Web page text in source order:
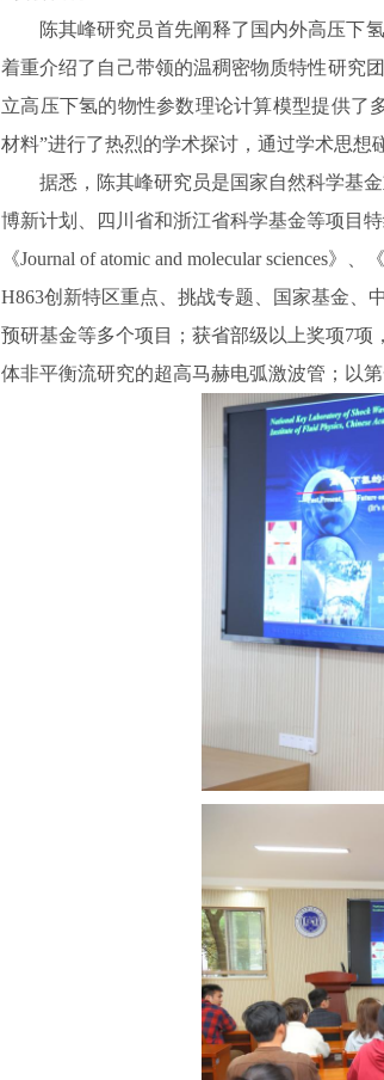
陈其峰研究员首先阐释了国内外高压下
着重介绍了自己带领的温稠密物质特性研究
立高压下氢的物性参数理论计算模型提供了
材料”进行了热烈的学术探讨，通过学术思想
据悉，陈其峰研究员是国家自然科学基
博新计划、四川省和浙江省科学基金等项目
《Journal of atomic and molecular sciences
H863创新特区重点、挑战专题、国家基金、
预研基金等多个项目；获省部级以上奖项7
体非平衡流研究的超高马赫电弧激波管；以